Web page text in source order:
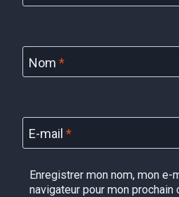
Nom *
E-mail *
Enregistrer mon nom, mon
navigateur pour mon prochain